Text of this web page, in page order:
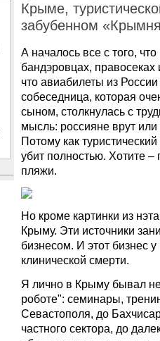
Крыме,
забубенном
А началось все с того,
бандэровцах,
что авиабилеты из
собеседница, которая
сыном, столкнулась с
мысль: россияне врут
Потому как
убит полностью. Хотите
пляжи.
Но кроме картинки из
Крыму. Эти источники
бизнесом. И этот бизнес
клинической смерти.
Я лично в Крыму бывал
роботе": семинары,
Севастополя, до
частного сектора, до